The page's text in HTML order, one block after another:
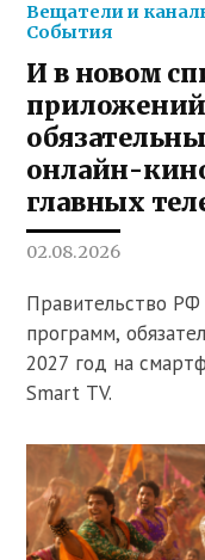
Вещатели и
События
И в новом
онлайн-
главных
02.08.2026
Правительство РФ
программ,
2027 год на
Smart TV.